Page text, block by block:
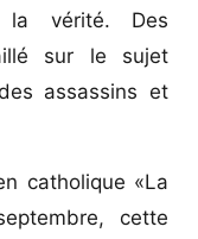
la vérité. Des
sur le sujet
assassins et
catholique «La
cette